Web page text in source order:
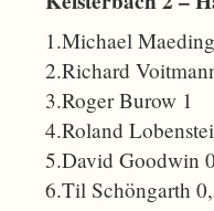
1.Michael
2.Richard
3.Roger Burow 1
4.Roland
5.David Goodwin
6.Til Schöngarth